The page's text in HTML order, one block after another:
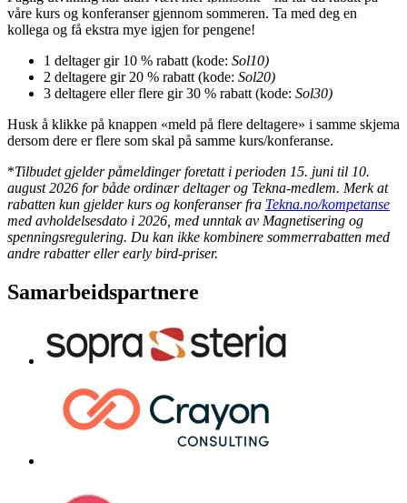
våre kurs og konferanser gjennom sommeren. Ta med deg en
kollega og få ekstra mye igjen for pengene!
1 deltager gir 10 % rabatt (kode: Sol10)
2 deltagere gir 20 % rabatt (kode: Sol20)
3 deltagere eller flere gir 30 % rabatt (kode: Sol30)
Husk å klikke på knappen «meld på flere deltagere» i samme skjema
dersom dere er flere som skal på samme kurs/konferanse.
*Tilbudet gjelder påmeldinger foretatt i perioden 15. juni til 10.
august 2026 for både ordinær deltager og Tekna-medlem. Merk at
rabatten kun gjelder kurs og konferanser fra Tekna.no/kompetanse
med avholdelsesdato i 2026, med unntak av Magnetisering og
spenningsregulering. Du kan ikke kombinere sommerrabatten med
andre rabatter eller early bird-priser.
Samarbeidspartnere